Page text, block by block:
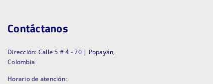
Contáctanos
Dirección: Calle 5 # 4 - 70 | Popayán,
Colombia
Horario de atención: